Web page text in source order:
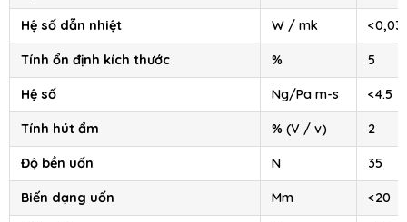
Hệ số dẫn nhiệt W / mk
Tính ổn định kích thước % 5
Hệ số Ng/Pa m-s <4.5
Tính hút ẩm % (V / v) 2
Độ bền uốn N 35
Biến dạng uốn Mm <20